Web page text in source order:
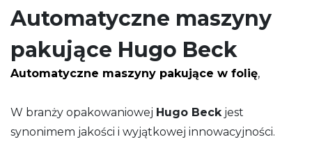
Automatyczne maszyny
pakujące Hugo Beck
Automatyczne maszyny pakujące w folię,
W branży opakowaniowej Hugo Beckjest
synonimem jakości i wyjątkowej innowacyjności.